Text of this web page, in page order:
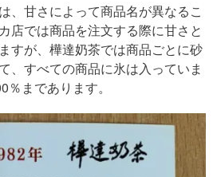
、甘さによって商品名が異なるこ
店では商品を注文する際に甘さと
すが、樺達奶茶では商品ごとに砂
、すべての商品に氷は入っていま
まであります。